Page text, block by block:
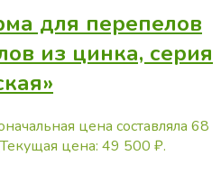
для перепелов
из цинка, серия
цена составляла 68
Текущая цена: 49 500 ₽.